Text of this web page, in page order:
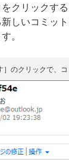
クリックす
しいコミッ
。
］のクリックで、